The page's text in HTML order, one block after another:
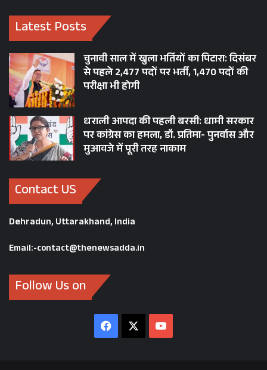
Latest Posts
चुनावी साल में खुला भर्तियों का पिटारा: दिसंबर
से पहले 2,477 पदों पर भर्ती, 1,470 पदों की
परीक्षा भी होगी
धराली आपदा की पहली बरसी: धामी सरकार
पर कांग्रेस का हमला, डॉ. प्रतिमा- पुनर्वास और
मुआवजे में पूरी तरह नाकाम
Contact US
Dehradun, Uttarakhand, India
Email:-contact@thenewsadda.in
Follow Us on
Facebook YouTube